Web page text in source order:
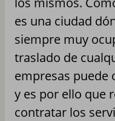
es una ciudad
siempre muy
traslado de
empresas puede
y es por ello que
contratar los